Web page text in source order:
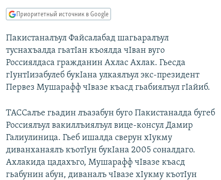
главной
навигации
Вернутся
поиску
IDEL.РЕАЛИИ
КАВКАЗ.РЕАЛИИ
СЕВЕР.РЕАЛИИ
СИБИРЬ.РЕАЛИИ
РАСПИСАНИЕ ВЕЩАНИЯ
ПОДПИШИТЕСЬ НА РАССЫЛКУ
СОЦИАЛЬНЫЕ СЕТИ
Приоритетный источник в Google
Пакистаналъул Файсалабад шагьаралъул
туснахъалда гьатIан къоялда чIван вуго
Россиялдаса гражданин Ахлас Ахлак. Гьесда
гIунтIизабулеб букIана улкаялъул экс-президент
Первез Мушарафф чIвазе къасд гьабиялъул гIайиб.
ТАССалъе гьадин лъазабун буго Пакистаналда бугеб
Россиялъул вакиллъиялъул вице-консул Дамир
Галиулиница. Гьеб ишалда сверун хIукму
диванханаялъ къотIун букIана 2005 соналдаго.
Ахлакида цадахъго, Мушарафф чIвазе къасд
гьабунин абун, диваналъ чIвазе хIукму къотIун